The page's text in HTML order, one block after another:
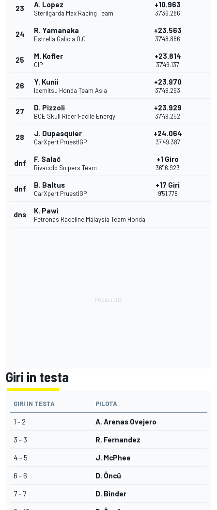
23 A. Lopez
Sterilgarda Max Racing Team
+10.963
37'36.286
24 R. Yamanaka
Estrella Galicia 0,0
+23.563
37'48.886
25 M. Kofler
CIP
+23.814
37'49.137
26 Y. Kunii
Idemitsu Honda Team Asia
+23.970
37'49.293
27 D. Pizzoli
BOE Skull Rider Facile Energy
+23.929
37'49.252
28 J. Dupasquier
CarXpert PruestlGP
+24.064
37'49.387
dnf F. Salač
Rivacold Snipers Team
+1 Giro
36'16.923
dnf B. Baltus
CarXpert PruestlGP
+17 Giri
9'51.778
dns K. Pawi
Petronas Raceline Malaysia Team Honda
Giri in testa
GIRI IN TESTA PILOTA
1 - 2 A. Arenas Ovejero
3 - 3 R. Fernandez
4 - 5 J. McPhee
6 - 6 D. Öncü
7 - 7 D. Binder